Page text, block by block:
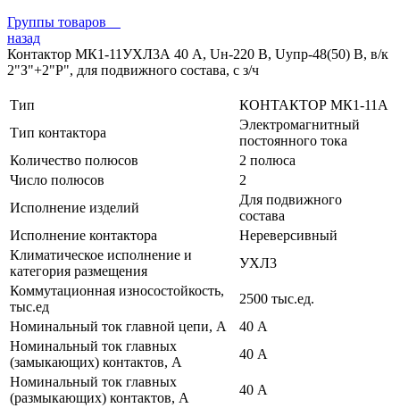
Группы товаров
назад
Контактор МК1-11УХЛ3А 40 А, Uн-220 В, Uупр-48(50) В, в/к
2"З"+2"Р", для подвижного состава, с з/ч
Тип
КОНТАКТОР МК1-11А
Тип контактора
Электромагнитный
постоянного тока
Количество полюсов
2 полюса
Число полюсов
2
Исполнение изделий
Для подвижного
состава
Исполнение контактора
Нереверсивный
Климатическое исполнение и
категория размещения
УХЛ3
Коммутационная износостойкость,
тыс.ед
2500 тыс.ед.
Номинальный ток главной цепи, А
40 А
Номинальный ток главных
(замыкающих) контактов, А
40 А
Номинальный ток главных
(размыкающих) контактов, А
40 А